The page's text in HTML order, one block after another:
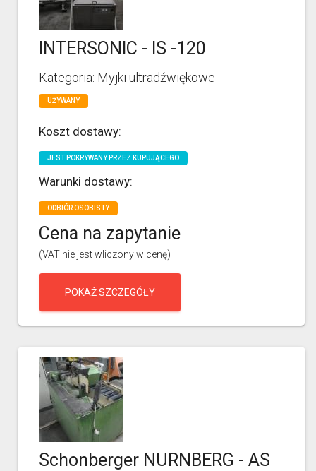
INTERSONIC - IS -120
Kategoria: Myjki ultradźwiękowe
UŻYWANY
Koszt dostawy:
JEST POKRYWANY PRZEZ KUPUJĄCEGO
Warunki dostawy:
ODBIÓR OSOBISTY
Cena na zapytanie
(VAT nie jest wliczony w cenę)
POKAŻ SZCZEGÓŁY
Schonberger NURNBERG - AS